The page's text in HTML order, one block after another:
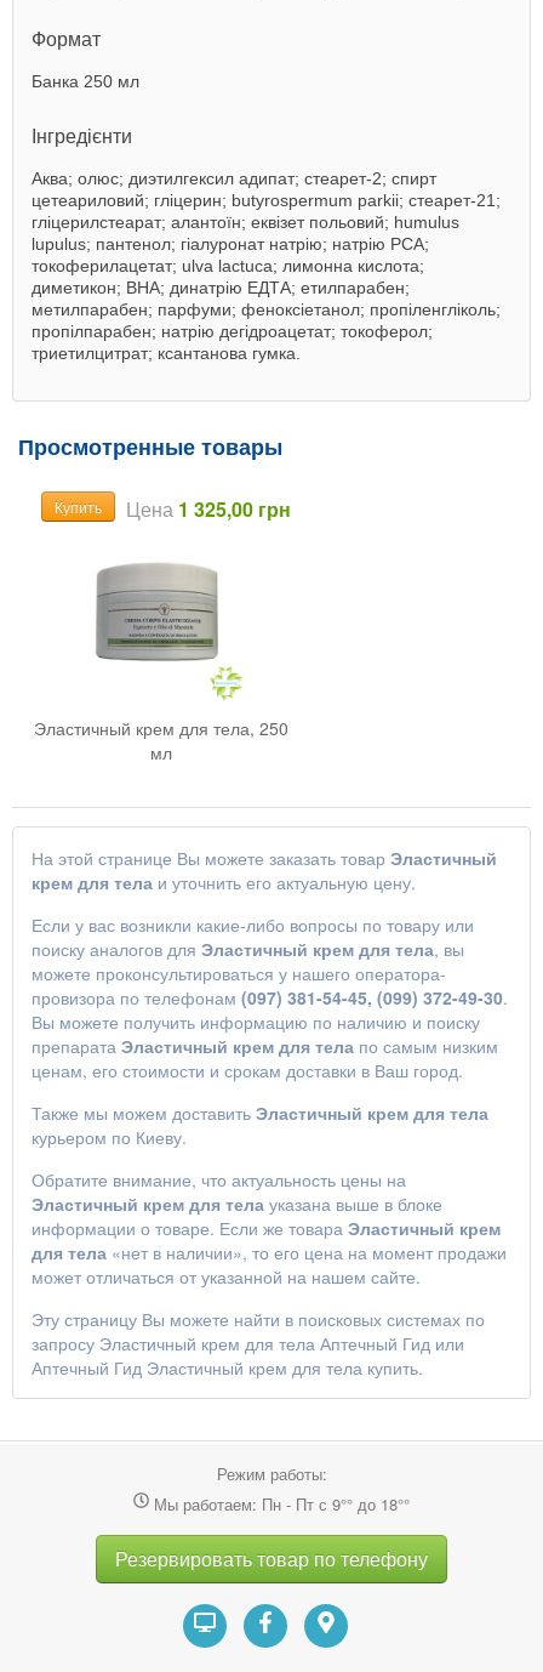
Формат
Банка 250 мл
Інгредієнти
Аква; олюс; диэтилгексил адипат; стеарет-2; спирт
цетеариловий; гліцерин; butyrospermum parkii; стеарет-21;
гліцерилстеарат; алантоїн; еквізет польовий; humulus
lupulus; пантенол; гіалуронат натрію; натрію PCA;
токоферилацетат; ulva lactuca; лимонна кислота;
диметикон; BHA; динатрію ЕДТА; етилпарабен;
метилпарабен; парфуми; феноксіетанол; пропіленгліколь;
пропілпарабен; натрію дегідроацетат; токоферол;
триетилцитрат; ксантанова гумка.
Просмотренные товары
Купить Цена 1 325,00 грн
Эластичный крем для тела, 250
мл
На этой странице Вы можете заказать товар Эластичный
крем для тела и уточнить его актуальную цену.
Если у вас возникли какие-либо вопросы по товару или
поиску аналогов для Эластичный крем для тела, вы
можете проконсультироваться у нашего оператора-
провизора по телефонам (097) 381-54-45, (099) 372-49-30.
Вы можете получить информацию по наличию и поиску
препарата Эластичный крем для тела по самым низким
ценам, его стоимости и срокам доставки в Ваш город.
Также мы можем доставить Эластичный крем для тела
курьером по Киеву.
Обратите внимание, что актуальность цены на
Эластичный крем для тела указана выше в блоке
информации о товаре. Если же товара Эластичный крем
для тела «нет в наличии», то его цена на момент продажи
может отличаться от указанной на нашем сайте.
Эту страницу Вы можете найти в поисковых системах по
запросу Эластичный крем для тела Аптечный Гид или
Аптечный Гид Эластичный крем для тела купить.
Режим работы:
Мы работаем: Пн - Пт с 9°° до 18°°
Резервировать товар по телефону